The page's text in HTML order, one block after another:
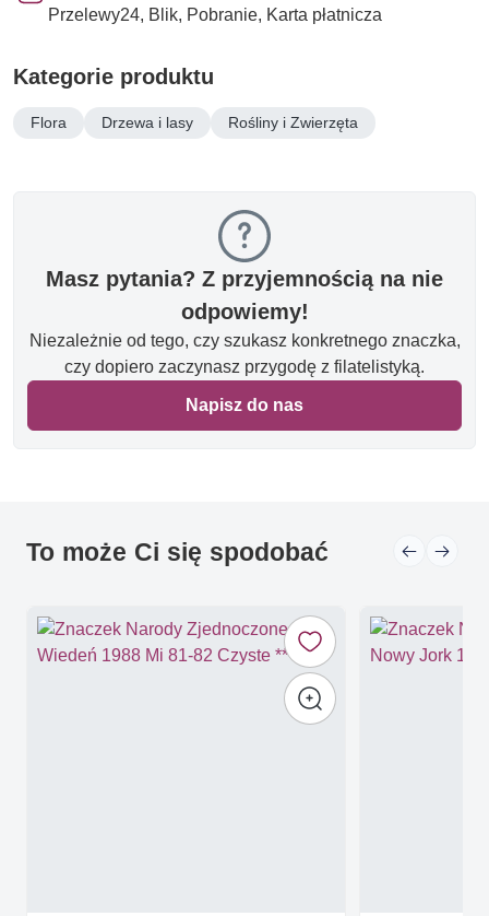
Przelewy24, Blik, Pobranie, Karta płatnicza
Kategorie produktu
Flora Drzewa i lasy Rośliny i Zwierzęta
Masz pytania? Z przyjemnością na nie
odpowiemy!
Niezależnie od tego, czy szukasz konkretnego znaczka,
czy dopiero zaczynasz przygodę z filatelistyką.
Napisz do nas
To może Ci się spodobać